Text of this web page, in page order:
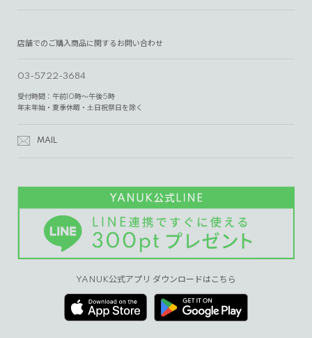
店舗でのご購入商品に関するお問い合わせ
03-5722-3684
受付時間：午前10時～午後5時
年末年始・夏季休暇・土日祝祭日を除く
MAIL
YANUK公式アプリ ダウンロードはこちら